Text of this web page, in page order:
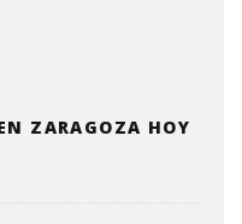
ZARAGOZA HOY